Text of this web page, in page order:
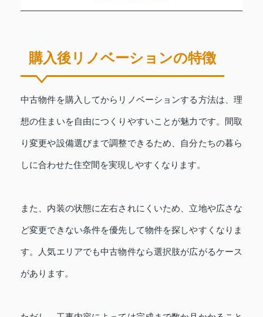
購入後リノベーションの特徴
中古物件を購入してからリノベーションする方法は、理
想の住まいを自由につくりやすいことが魅力です。間取
り変更や設備選びまで調整できるため、自分たちの暮ら
しに合わせた住空間を実現しやすくなります。
また、内装の状態に左右されにくいため、立地や広さな
ど変更できない条件を優先して物件を探しやすくなりま
す。人気エリアでも中古物件なら選択肢が広がるケース
があります。